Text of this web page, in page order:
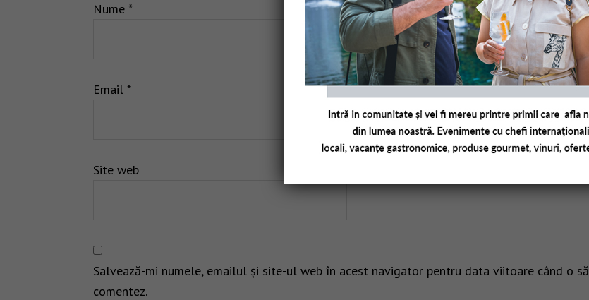
Nume *
Email *
Site web
Salvează-mi numele, emailul și site-ul web în acest navigator pentru data viitoare când o să
comentez.